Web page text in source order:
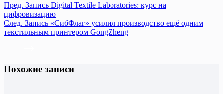
Пред. Запись Digital Textile Laboratories: курс на
цифровизацию
След. Запись «СибФлаг» усилил производство ещё одним
текстильным принтером GongZheng
Похожие записи